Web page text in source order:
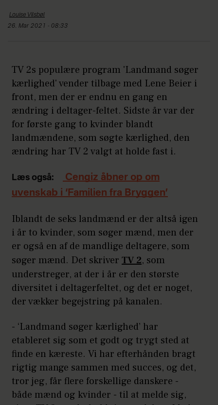
Louise Vilsbøl
26. Mar 2021 - 08:33
TV 2s populære program 'Landmand søger
kærlighed' vender tilbage med Lene Beier i
front, men der er endnu en gang en
ændring i deltager-feltet. Sidste år var der
for første gang to kvinder blandt
landmændene, som søgte kærlighed, den
ændring har TV 2 valgt at holde fast i.
Læs også:
Cengiz åbner op om
uvenskab i ‘Familien fra Bryggen’
Iblandt de seks landmænd er der altså igen
i år to kvinder, som søger mænd, men der
er også en af de mandlige deltagere, som
søger mænd. Det skriver TV 2, som
understreger, at der i år er den største
diversitet i deltagerfeltet, og det er noget,
der vækker begejstring på kanalen.
- ‘Landmand søger kærlighed’ har
etableret sig som et godt og trygt sted at
finde en kæreste. Vi har efterhånden bragt
rigtig mange sammen med succes, og det,
tror jeg, får flere forskellige danskere -
både mænd og kvinder - til at melde sig,